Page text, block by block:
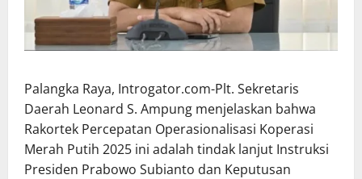
Palangka Raya, Introgator.com-Plt. Sekretaris
Daerah Leonard S. Ampung menjelaskan bahwa
Rakortek Percepatan Operasionalisasi Koperasi
Merah Putih 2025 ini adalah tindak lanjut Instruksi
Presiden Prabowo Subianto dan Keputusan